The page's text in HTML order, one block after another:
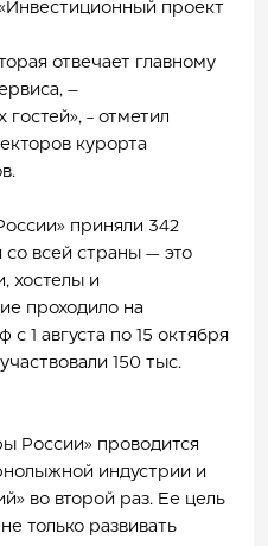
проект
отвечает главному
–
гостей», - отметил
курорта
приняли 342
со всей страны — это
хостелы и
проходило на
1 августа по 15 октября
150 тыс.
России» проводится
индустрии и
во второй раз. Ее цель
только развивать